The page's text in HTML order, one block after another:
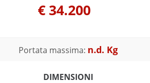
€ 34.200
Portata massima: n.d. Kg
DIMENSIONI